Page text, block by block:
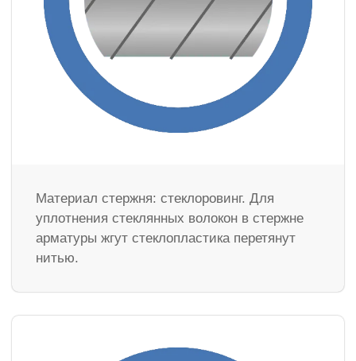
Материал стержня: стеклоровинг. Для
уплотнения стеклянных волокон в стержне
арматуры жгут стеклопластика перетянут
нитью.